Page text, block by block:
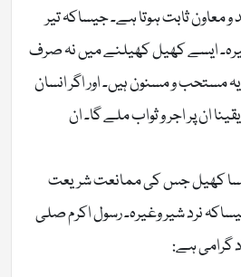
معاون ثابت ہوتا ہے۔ جیساکہ تیر
ایسے کھیل کھیلنے میں نہ صرف
مستحب و مسنون ہیں۔ اور اگر انسان
ان پر اجر و ثواب ملے گا۔ ان
کھیل جس کی ممانعت شریعت
نرد شیر وغیرہ۔ رسول اکرم صلی
گرامی ہے: